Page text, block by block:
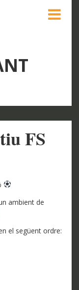
FS
ambient de
el següent ordre: